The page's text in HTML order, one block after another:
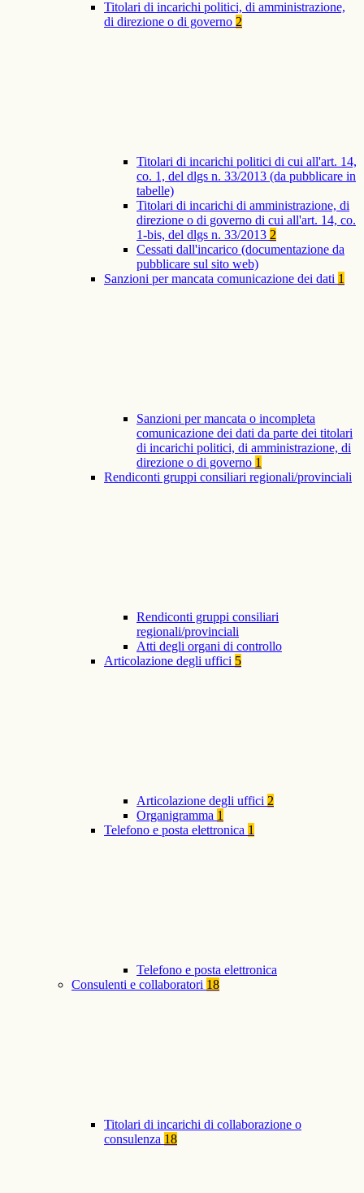
Titolari di incarichi politici, di amministrazione,
di direzione o di governo 2
Titolari di incarichi politici di cui all'art. 14,
co. 1, del dlgs n. 33/2013 (da pubblicare in
tabelle)
Titolari di incarichi di amministrazione, di
direzione o di governo di cui all'art. 14, co.
1-bis, del dlgs n. 33/2013 2
Cessati dall'incarico (documentazione da
pubblicare sul sito web)
Sanzioni per mancata comunicazione dei dati 1
Sanzioni per mancata o incompleta
comunicazione dei dati da parte dei titolari
di incarichi politici, di amministrazione, di
direzione o di governo 1
Rendiconti gruppi consiliari regionali/provinciali
Rendiconti gruppi consiliari
regionali/provinciali
Atti degli organi di controllo
Articolazione degli uffici 5
Articolazione degli uffici 2
Organigramma 1
Telefono e posta elettronica 1
Telefono e posta elettronica
Consulenti e collaboratori 18
Titolari di incarichi di collaborazione o
consulenza 18